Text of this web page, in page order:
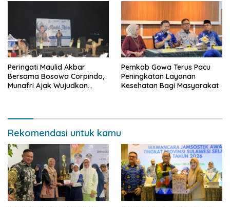
Peringati Maulid Akbar
Bersama Bosowa Corpindo,
Munafri Ajak Wujudkan
Pemkab Gowa Terus Pacu
Peningkatan Layanan
Kesehatan Bagi Masyarakat
Rekomendasi untuk kamu